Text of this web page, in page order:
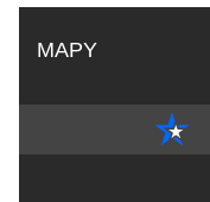
MAPY